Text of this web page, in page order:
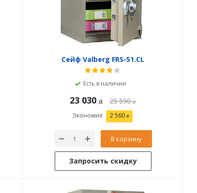
Сейф Valberg FRS-51.CL
Есть в наличии
23 030 25 590
Экономия 2 560
В корзину
Запросить скидку